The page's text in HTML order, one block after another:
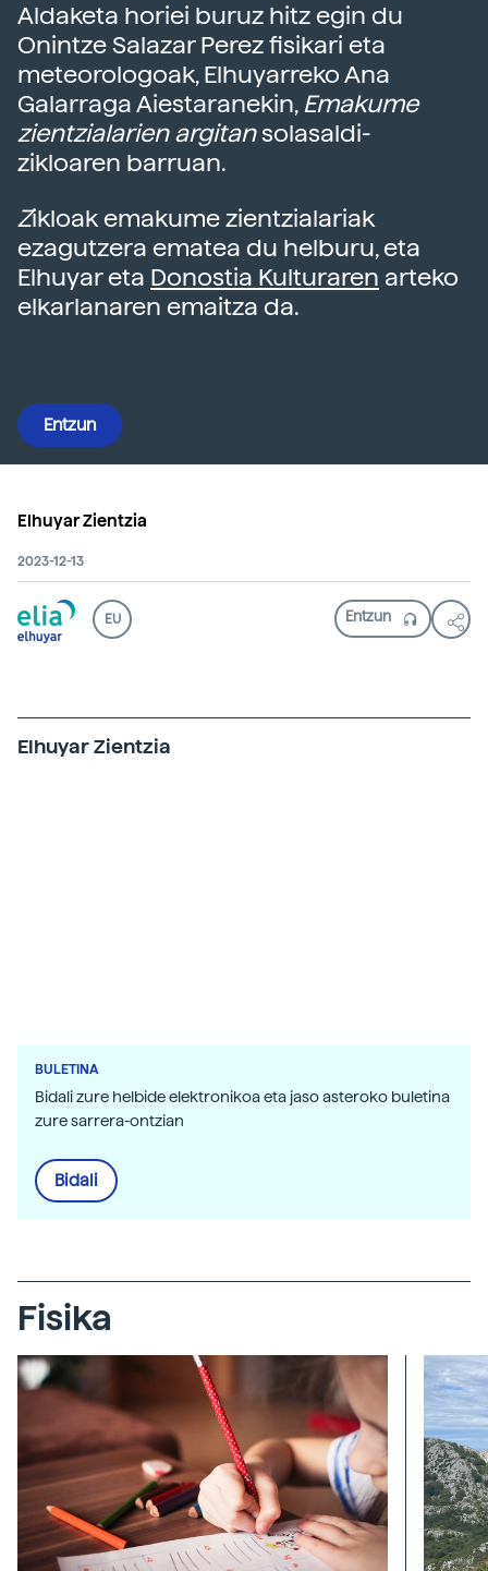
Aldaketa horiei buruz hitz egin du
Onintze Salazar Perez fisikari eta
meteorologoak, Elhuyarreko Ana
Galarraga Aiestaranekin, Emakume
zientzialarien argitansolasaldi-
zikloaren barruan.
Zikloak emakume zientzialariak
ezagutzera ematea du helburu, eta
Elhuyar eta Donostia Kulturaren arteko
elkarlanaren emaitza da.
Entzun
Elhuyar Zientzia
2023-12-13
EU
Elhuyar Zientzia
BULETINA
Bidali zure helbide elektronikoa eta jaso asteroko buletina
zure sarrera-ontzian
Bidali
Fisika